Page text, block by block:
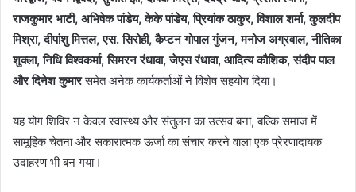
राजकुमार भाटी, अभिषेक पांडेय, केके पांडेय, प्रियांक ठाकुर, विशाल शर्मा, कुलदीप
मिश्रा, दीपांशु मित्तल, एस. सिरोही, कैप्टन गोपाल गुंजन, मनोज अग्रवाल, नीतिका
शुक्ला, निधि विश्वकर्मा, सिमरन रंधावा, जेएस रंधावा, आदित्य कौशिक, संदीप पाल
और दिनेश कुमारसमेत अनेक कार्यकर्ताओं ने विशेष सहयोग दिया।
यह योग शिविर न केवल स्वास्थ्य और संतुलन का उत्सव बना, बल्कि समाज में
सामूहिक चेतना और सकारात्मक ऊर्जा का संचार करने वाला एक प्रेरणादायक
उदाहरण भी बन गया।